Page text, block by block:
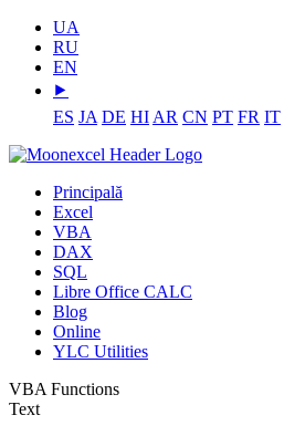
UA
RU
EN
⯈
ES JA DE HI AR CN PT FR IT
Principală
Excel
VBA
DAX
SQL
Libre Office CALC
Blog
Online
YLC Utilities
VBA Functions
Text